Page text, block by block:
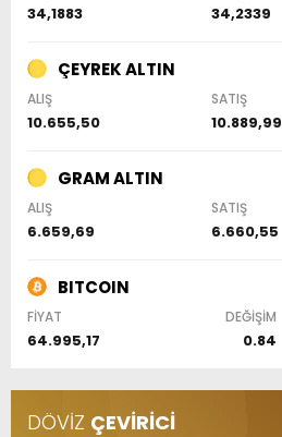
34,1883 34,2339
ÇEYREK ALTIN
ALIŞ SATIŞ
10.655,50 10.889,99
GRAM ALTIN
ALIŞ SATIŞ
6.659,69 6.660,55
BITCOIN
FİYAT DEĞİŞİM
64.995,17 0.84
DÖVİZ ÇEVİRİCİ